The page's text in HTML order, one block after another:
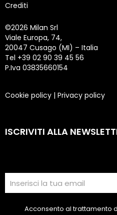
Crediti
©2026 Milan Srl
Viale Europa, 74,
20047 Cusago (MI) – Italia
Tel +39 02 90 39 45 56
P.Iva 03835660154
Cookie policy | Privacy policy
ISCRIVITI ALLA
Acconsento al trattamento